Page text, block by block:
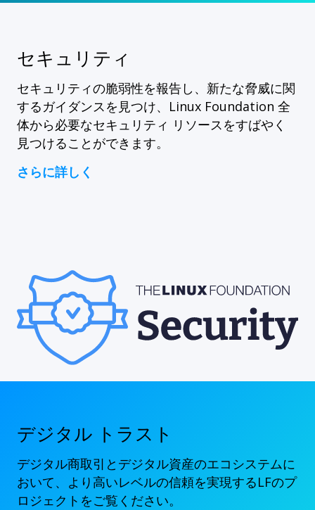
セキュリティ
セキュリティの脆弱性を報告し、新たな脅威に関
するガイダンスを見つけ、Linux Foundation 全
体から必要なセキュリティ リソースをすばやく
見つけることができます。
さらに詳しく
デジタル トラスト
デジタル商取引とデジタル資産のエコシステムに
おいて、より高いレベルの信頼を実現するLFのプ
ロジェクトをご覧ください。